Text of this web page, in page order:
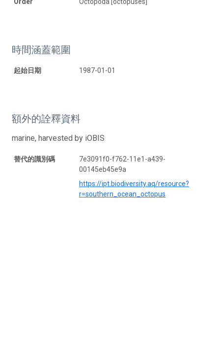
時間涵蓋範圍
起始日期 1987-01-01
額外的詮釋資料
marine, harvested by iOBIS
替代的識別碼
7e3091f0-f762-11e1-a439-
00145eb45e9a
https://ipt.biodiversity.aq/resource?
r=southern_ocean_octopus